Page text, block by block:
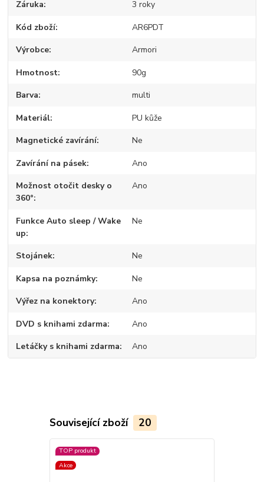
Záruka 3 roky
Kód zboží AR6PDT
Výrobce Armori
Hmotnost 90g
Barva multi
Materiál PU kůže
Magnetické zavírání Ne
Zavírání na pásek Ano
Možnost otočit desky o
360°
Ano
Funkce Auto sleep / Wake
up
Ne
Stojánek Ne
Kapsa na poznámky Ne
Výřez na konektory Ano
DVD s knihami zdarma Ano
Letáčky s knihami zdarma Ano
Související zboží 20
TOP produkt
Akce